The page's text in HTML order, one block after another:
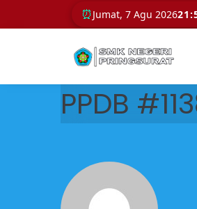
⏰ Jumat, 7 Agu 2026
PPDB